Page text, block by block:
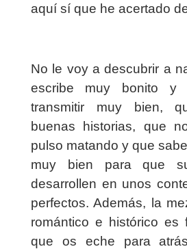
aquí sí que he acertado
No le voy a descubrir a
escribe muy bonito y
transmitir muy bien,
buenas historias, que
pulso matando y que
muy bien para que
desarrollen en unos
perfectos. Además, la
romántico e histórico es
que os eche para